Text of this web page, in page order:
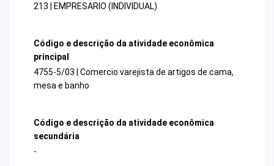
213 | EMPRESARIO (INDIVIDUAL)
Código e descrição da atividade econômica
principal
4755-5/03 | Comercio varejista de artigos de cama,
mesa e banho
Código e descrição da atividade econômica
secundária
-